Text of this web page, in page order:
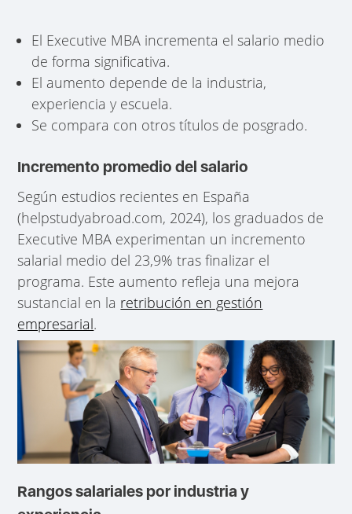
El Executive MBA incrementa el salario medio
de forma significativa.
El aumento depende de la industria,
experiencia y escuela.
Se compara con otros títulos de posgrado.
Incremento promedio del salario
Según estudios recientes en España
(helpstudyabroad.com, 2024), los graduados de
Executive MBA experimentan un incremento
salarial medio del 23,9% tras finalizar el
programa. Este aumento refleja una mejora
sustancial en la retribución en gestión
empresarial.
Rangos salariales por industria y